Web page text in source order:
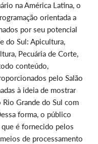
na América Latina, o
orientada a
por seu potencial
do Sul: Apicultura,
Pecuária de Corte,
conteúdo,
pelo Salão
à ideia de mostrar
Grande do Sul com
forma, o público
é fornecido pelos
de processamento